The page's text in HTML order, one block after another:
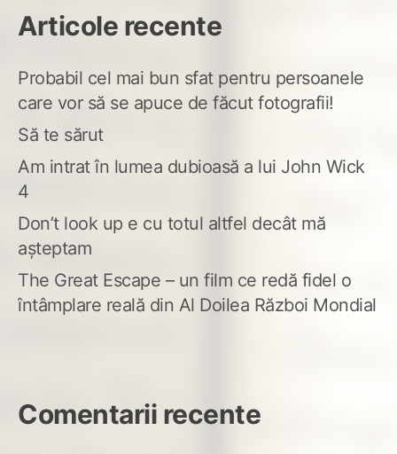
Articole recente
Probabil cel mai bun sfat pentru persoanele
care vor să se apuce de făcut fotografii!
Să te sărut
Am intrat în lumea dubioasă a lui John Wick
4
Don’t look up e cu totul altfel decât mă
așteptam
The Great Escape – un film ce redă fidel o
întâmplare reală din Al Doilea Război Mondial
Comentarii recente